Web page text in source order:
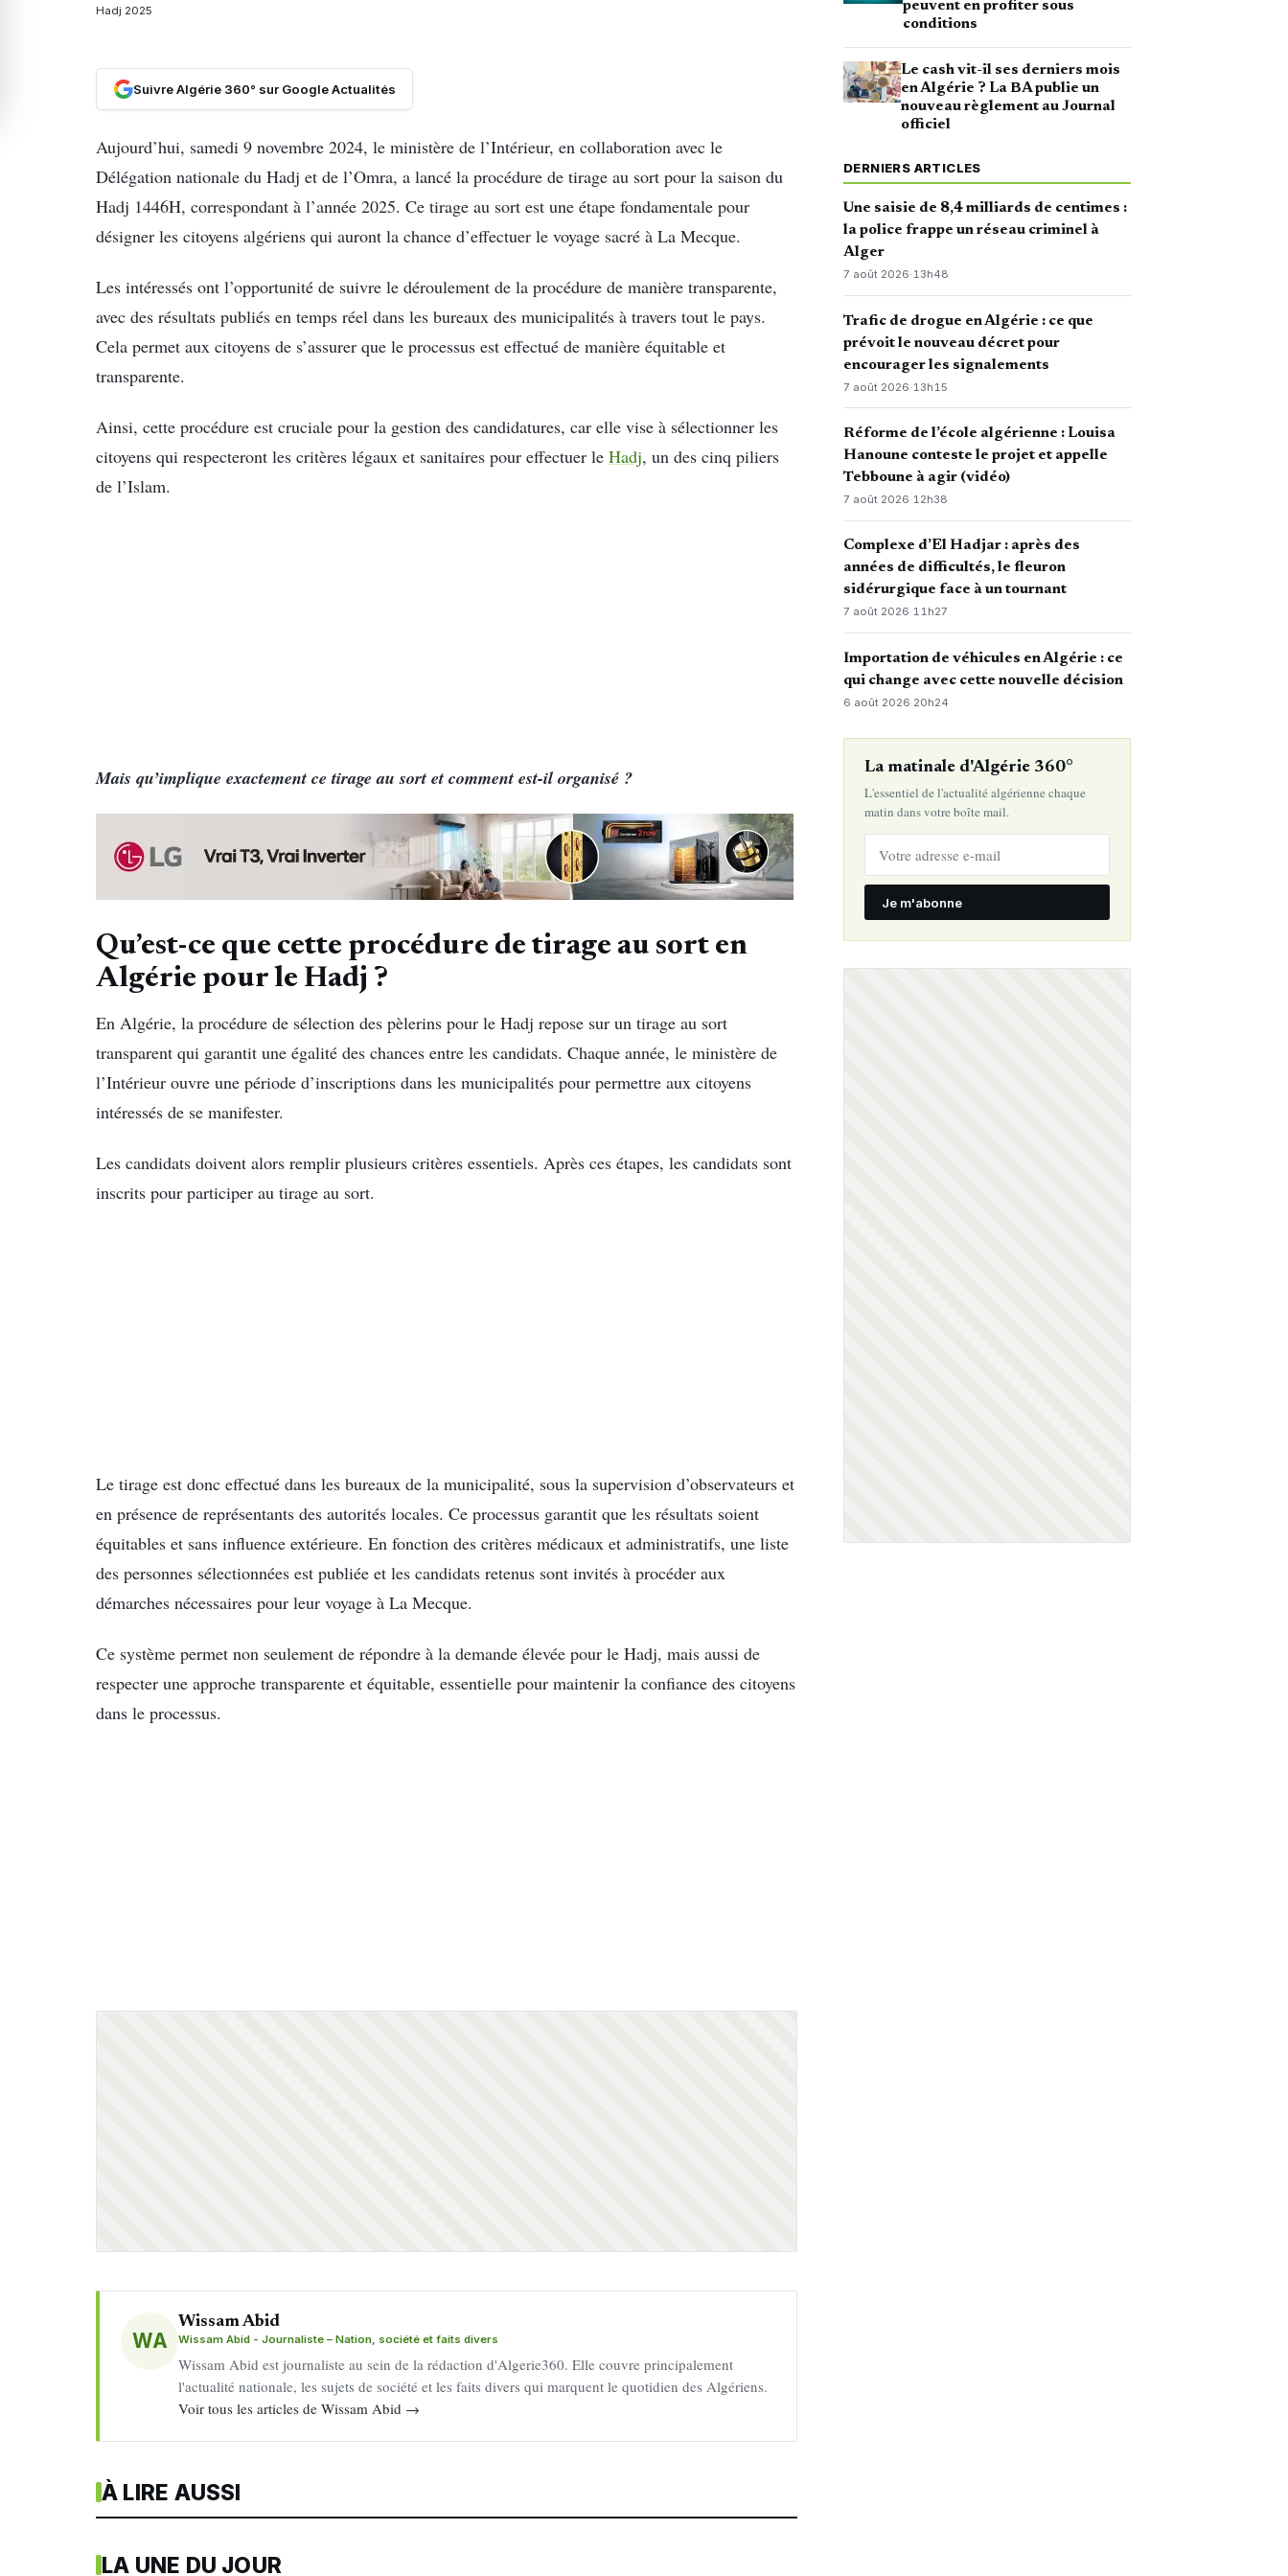
Hadj 2025
Suivre Algérie 360° sur Google Actualités
Aujourd’hui, samedi 9 novembre 2024, le ministère de l’Intérieur, en collaboration avec le
Délégation nationale du Hadj et de l’Omra, a lancé la procédure de tirage au sort pour la saison du
Hadj 1446H, correspondant à l’année 2025. Ce tirage au sort est une étape fondamentale pour
désigner les citoyens algériens qui auront la chance d’effectuer le voyage sacré à La Mecque.
Les intéressés ont l’opportunité de suivre le déroulement de la procédure de manière transparente,
avec des résultats publiés en temps réel dans les bureaux des municipalités à travers tout le pays.
Cela permet aux citoyens de s’assurer que le processus est effectué de manière équitable et
transparente.
Ainsi, cette procédure est cruciale pour la gestion des candidatures, car elle vise à sélectionner les
citoyens qui respecteront les critères légaux et sanitaires pour effectuer le Hadj, un des cinq piliers
de l’Islam.
Mais qu’implique exactement ce tirage au sort et comment est-il organisé ?
Qu’est-ce que cette procédure de tirage au sort en
Algérie pour le Hadj ?
En Algérie, la procédure de sélection des pèlerins pour le Hadj repose sur un tirage au sort
transparent qui garantit une égalité des chances entre les candidats. Chaque année, le ministère de
l’Intérieur ouvre une période d’inscriptions dans les municipalités pour permettre aux citoyens
intéressés de se manifester.
Les candidats doivent alors remplir plusieurs critères essentiels. Après ces étapes, les candidats sont
inscrits pour participer au tirage au sort.
Le tirage est donc effectué dans les bureaux de la municipalité, sous la supervision d’observateurs et
en présence de représentants des autorités locales. Ce processus garantit que les résultats soient
équitables et sans influence extérieure. En fonction des critères médicaux et administratifs, une liste
des personnes sélectionnées est publiée et les candidats retenus sont invités à procéder aux
démarches nécessaires pour leur voyage à La Mecque.
Ce système permet non seulement de répondre à la demande élevée pour le Hadj, mais aussi de
respecter une approche transparente et équitable, essentielle pour maintenir la confiance des citoyens
dans le processus.
WA
Wissam Abid
Wissam Abid - Journaliste – Nation, société et faits divers
Wissam Abid est journaliste au sein de la rédaction d'Algerie360. Elle couvre principalement
l'actualité nationale, les sujets de société et les faits divers qui marquent le quotidien des Algériens.
Voir tous les articles de Wissam Abid →
À LIRE AUSSI
LA UNE DU JOUR
peuvent en profiter sous
conditions
Le cash vit-il ses derniers mois
en Algérie ? La BA publie un
nouveau règlement au Journal
officiel
DERNIERS ARTICLES
Une saisie de 8,4 milliards de centimes :
la police frappe un réseau criminel à
Alger
7 août 2026·13h48
Trafic de drogue en Algérie : ce que
prévoit le nouveau décret pour
encourager les signalements
7 août 2026· 13h15
Réforme de l’école algérienne : Louisa
Hanoune conteste le projet et appelle
Tebboune à agir (vidéo)
7 août 2026·12h38
Complexe d’El Hadjar : après des
années de difficultés, le fleuron
sidérurgique face à un tournant
7 août 2026·11h27
Importation de véhicules en Algérie : ce
qui change avec cette nouvelle décision
6 août 2026·20h24
La matinale d'Algérie 360°
L'essentiel de l'actualité algérienne chaque
matin dans votre boîte mail.
Je m'abonne